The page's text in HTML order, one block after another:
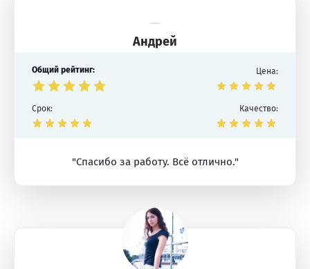
Андрей
Общий рейтинг: Цена:
Срок: Качество:
"Спасибо за работу. Всё отлично."